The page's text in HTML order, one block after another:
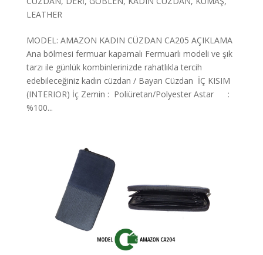
LEATHER
MODEL: AMAZON KADIN CÜZDAN CA205 AÇIKLAMA
Ana bölmesi fermuar kapamalı Fermuarlı modeli ve şık
tarzı ile günlük kombinlerinizde rahatlıkla tercih
edebileceğiniz kadın cüzdan / Bayan Cüzdan İÇ KISIM
(INTERIOR) İç Zemin : Poliüretan/Polyester Astar :
%100...